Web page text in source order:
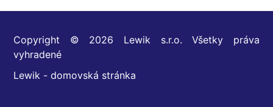
Copyright © 2026 Lewik s.r.o. Všetky práva
vyhradené
Lewik - domovská stránka